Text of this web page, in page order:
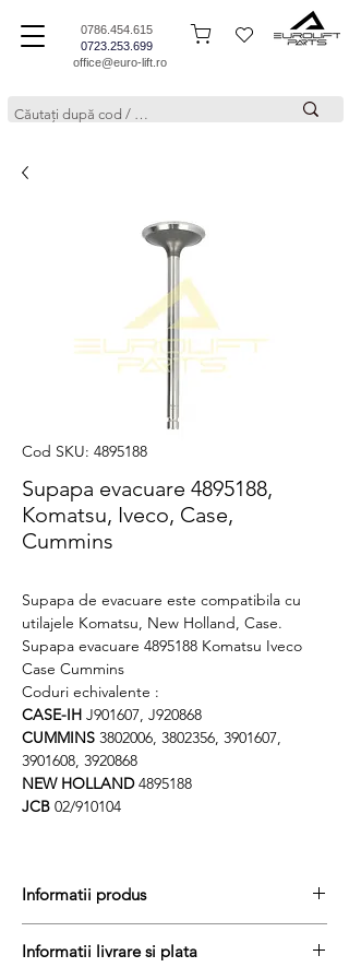
0786.454.615
0723.253.699
office@euro-lift.ro
Cod SKU: 4895188
Supapa evacuare 4895188,
Komatsu, Iveco, Case,
Cummins
Supapa de evacuare este compatibila cu
utilajele Komatsu, New Holland, Case.
Supapa evacuare 4895188 Komatsu Iveco
Case Cummins
Coduri echivalente :
CASE-IH J901607, J920868
CUMMINS 3802006, 3802356, 3901607,
3901608, 3920868
NEW HOLLAND4895188
JCB 02/910104
Informatii produs
livrare
Informatii livrare si plata